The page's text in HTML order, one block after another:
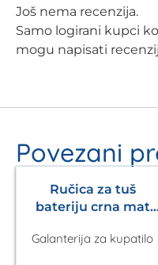
Još nema recenzija.
Samo logirani kupci
mogu napisati
Povezani
Ručica za tuš
bateriju crna mat
HANSGROHE
Galanterija za kupatilo